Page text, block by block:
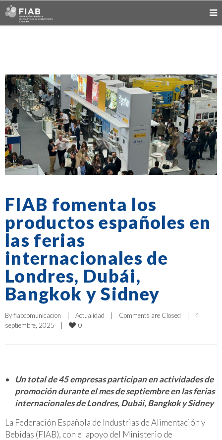
FIAB fomenta los
productos españoles en
las ferias
internacionales de
Londres, Dubái,
Bangkok y Sidney
By fiabcomunicacion | Actualidad | Comments are Closed |
4
septiembre, 2025
| 0
Un total de 45 empresas participan en actividades de
promoción durante el mes de septiembre en las ferias
internacionales de Londres, Dubái, Bangkok y Sidney
La Federación Española de Industrias de Alimentación y
Bebidas (FIAB), con el apoyo del Ministerio de